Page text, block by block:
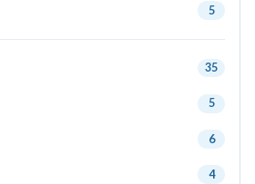
5
35
5
6
4